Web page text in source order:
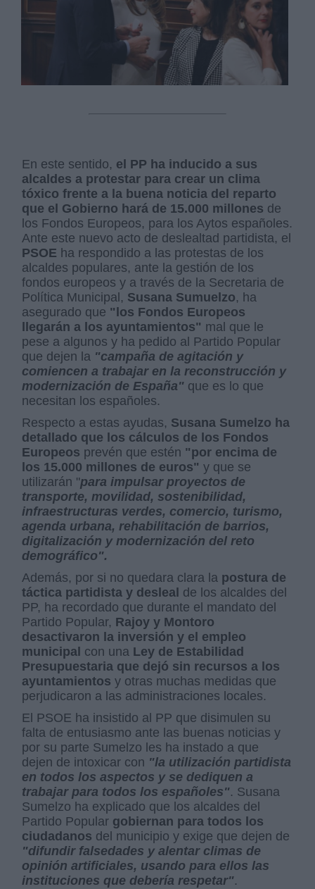
En este sentido, el PP ha inducido a sus
alcaldes a protestar para crear un clima
tóxico frente a la buena noticia del reparto
que el Gobierno hará de 15.000 millones de
los Fondos Europeos, para los Aytos españoles.
Ante este nuevo acto de deslealtad partidista, el
PSOE ha respondido a las protestas de los
alcaldes populares, ante la gestión de los
fondos europeos y a través de la Secretaria de
Política Municipal, Susana Sumuelzo, ha
asegurado que "los Fondos Europeos
llegarán a los ayuntamientos" mal que le
pese a algunos y ha pedido al Partido Popular
que dejen la "campaña de agitación y
comiencen a trabajar en la reconstrucción y
modernización de España" que es lo que
necesitan los españoles.
Respecto a estas ayudas, Susana Sumelzo ha
detallado que los cálculos de los Fondos
Europeos prevén que estén "por encima de
los 15.000 millones de euros" y que se
utilizarán "para impulsar proyectos de
transporte, movilidad, sostenibilidad,
infraestructuras verdes, comercio, turismo,
agenda urbana, rehabilitación de barrios,
digitalización y modernización del reto
demográfico".
Además, por si no quedara clara la postura de
táctica partidista y desleal de los alcaldes del
PP, ha recordado que durante el mandato del
Partido Popular, Rajoy y Montoro
desactivaron la inversión y el empleo
municipal con una Ley de Estabilidad
Presupuestaria que dejó sin recursos a los
ayuntamientos y otras muchas medidas que
perjudicaron a las administraciones locales.
El PSOE ha insistido al PP que disimulen su
falta de entusiasmo ante las buenas noticias y
por su parte Sumelzo les ha instado a que
dejen de intoxicar con "la utilización partidista
en todos los aspectos y se dediquen a
trabajar para todos los españoles". Susana
Sumelzo ha explicado que los alcaldes del
Partido Popular gobiernan para todos los
ciudadanos del municipio y exige que dejen de
"difundir falsedades y alentar climas de
opinión artificiales, usando para ellos las
instituciones que debería respetar".